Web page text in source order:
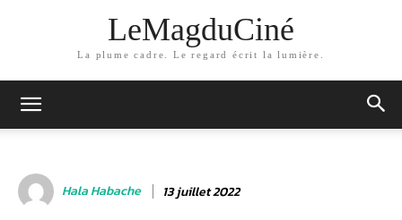
LeMagduCiné
La plume cadre. Le regard écrit la lumière.
Hala Habache 13 juillet 2022